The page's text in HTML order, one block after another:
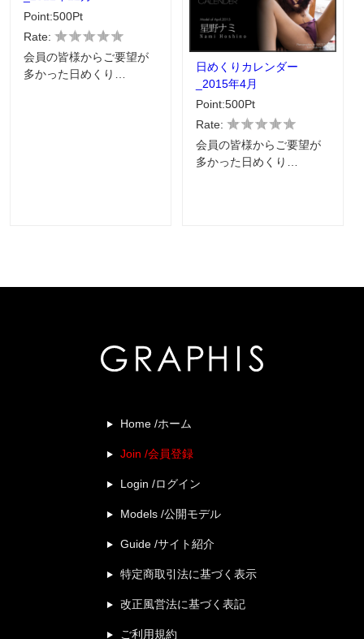
Point:500Pt
Rate:
会員の皆様からご要望が
多かった日めくり…
日めくりカレンダー
_2015年4月
Point:500Pt
Rate:
会員の皆様からご要望が
多かった日めくり…
Home /ホーム
Join /会員登録
Login /ログイン
Models /公開モデル
Guide /サイト紹介
特定商取引法に基づく表示
改正風営法に基づく表記
ご利用規約